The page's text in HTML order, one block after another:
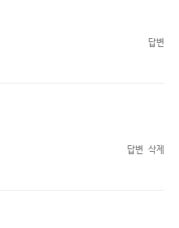
답변
답변 삭제